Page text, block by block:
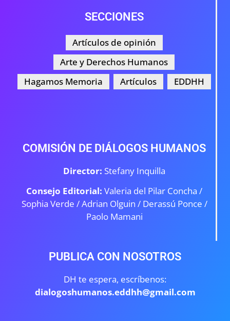
SECCIONES
Artículos de opinión
Arte y Derechos Humanos
Hagamos Memoria
Artículos EDDHH
COMISIÓN DE DIÁLOGOS HUMANOS
Director: Stefany Inquilla
Consejo Editorial: Valeria del Pilar Concha /
Sophia Verde /Adrian Olguin / Derassú Ponce /
Paolo Mamani
PUBLICA CON NOSOTROS
DH te espera, escríbenos:
dialogoshumanos.eddhh@gmail.com